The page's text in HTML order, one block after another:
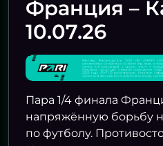
30.06 04:00
НИДЕРЛАНДЫ
МАРОККО
30.06 20:00
КОТ-Д’ИВУАР
Франция –
10.07.26
Пара 1/4 финала
напряжённую борьбу
по футболу.